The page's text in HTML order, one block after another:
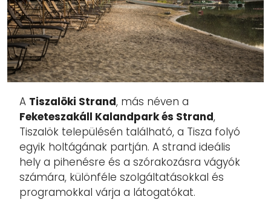
A Tiszalöki Strand, más néven a
Feketeszakáll Kalandpark és Strand,
Tiszalök településén található, a Tisza folyó
egyik holtágának partján. A strand ideális
hely a pihenésre és a szórakozásra vágyók
számára, különféle szolgáltatásokkal és
programokkal várja a látogatókat.